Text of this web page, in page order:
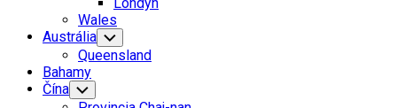
Menu
Wales
Austrália Toggle
Child
Menu
Queensland
Bahamy
Čína Toggle
Child